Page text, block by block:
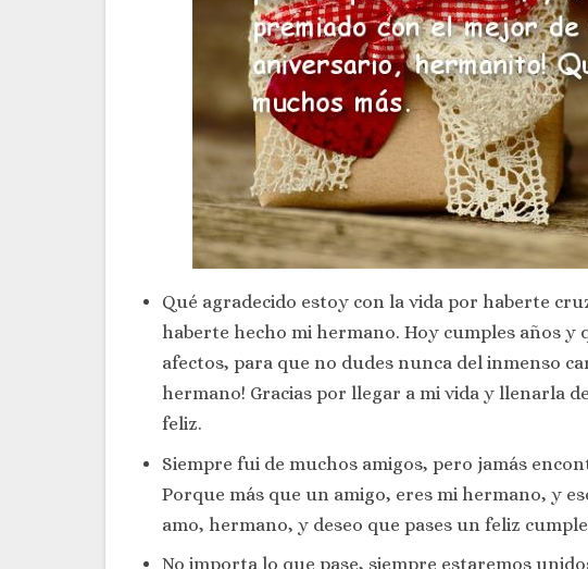
Qué agradecido estoy con la vida por haberte
haberte hecho mi hermano. Hoy cumples años y
afectos, para que no dudes nunca del inmenso
hermano! Gracias por llegar a mi vida y llenarla
feliz.
Siempre fui de muchos amigos, pero jamás
Porque más que un amigo, eres mi hermano, y
amo, hermano, y deseo que pases un feliz
No importa lo que pase, siempre estaremos